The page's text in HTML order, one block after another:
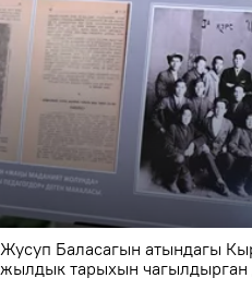
Жусуп Баласагын атындагы
жылдык тарыхын чагылдырган